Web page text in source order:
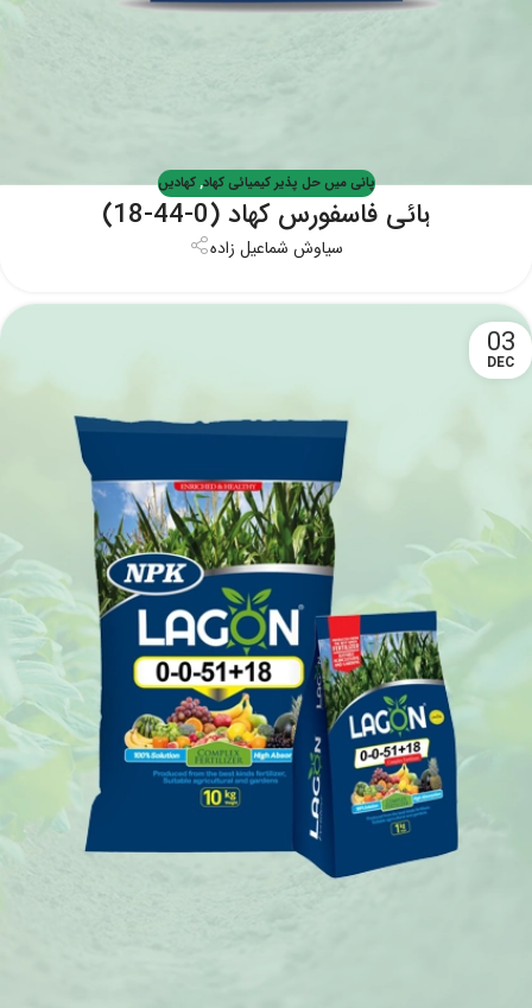
پانی میں حل پذیر کیمیائی کھاد,کھادیں
ہائی فاسفورس کھاد (0-44-18)
سیاوش شماعیل زاده
03
DEC